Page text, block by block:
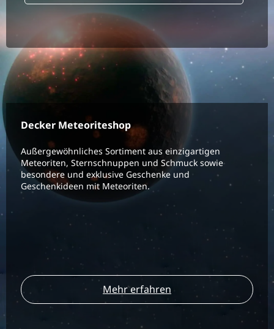
Decker Meteoriteshop
Außergewöhnliches Sortiment aus einzigartigen
Meteoriten, Sternschnuppen und Schmuck sowie
besondere und exklusive Geschenke und
Geschenkideen mit Meteoriten.
Mehr erfahren